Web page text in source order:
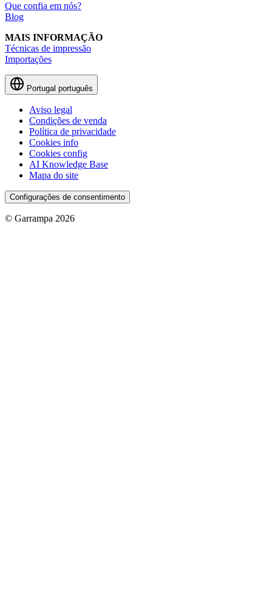
Que confia em nós?
Blog
MAIS INFORMAÇÃO
Técnicas de impressão
Importações
Portugal português
Aviso legal
Condições de venda
Política de privacidade
Cookies info
Cookies config
AI Knowledge Base
Mapa do site
Configurações de consentimento
© Garrampa 2026